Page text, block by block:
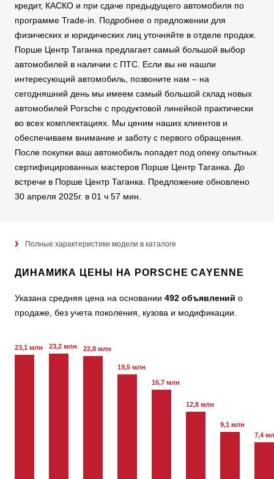
кредит, КАСКО и при сдаче предыдущего автомобиля по
программе Trade-in. Подробнее о предложении для
физических и юридических лиц уточняйте в отделе продаж.
Порше Центр Таганка предлагает самый большой выбор
автомобилей в наличии с ПТС. Если вы не нашли
интересующий автомобиль, позвоните нам – на
сегодняшний день мы имеем самый большой склад новых
автомобилей Porsche с продуктовой линейкой практически
во всех комплектациях. Мы ценим наших клиентов и
обеспечиваем внимание и заботу с первого обращения.
После покупки ваш автомобиль попадет под опеку опытных
сертифицированных мастеров Порше Центр Таганка. До
встречи в Порше Центр Таганка. Предложение обновлено
30 апреля 2025г. в 01 ч 57 мин.
Полные характеристики модели в каталоге
ДИНАМИКА ЦЕНЫ НА PORSCHE CAYENNE
Указана средняя цена на основании 492 объявлений о
продаже, без учета поколения, кузова и модификации.
23,1 млн 23,2 млн 22,8 млн
19,5 млн
16,7 млн
12,8 млн
9,1 млн
7,4